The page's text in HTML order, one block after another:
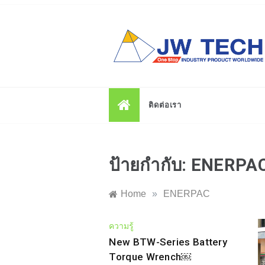
ติดต่อเรา
ป้ายกำกับ:
Home » ENERPAC
ความรู้
New BTW-Series Battery
Torque Wrench￼